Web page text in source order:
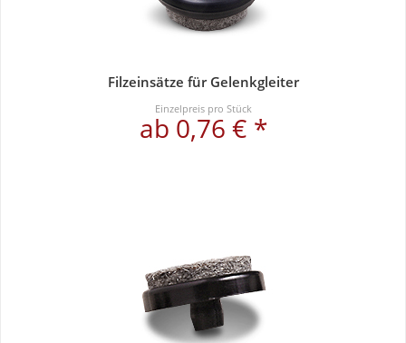
Filzeinsätze für Gelenkgleiter
Einzelpreis pro Stück
ab 0,76 € *